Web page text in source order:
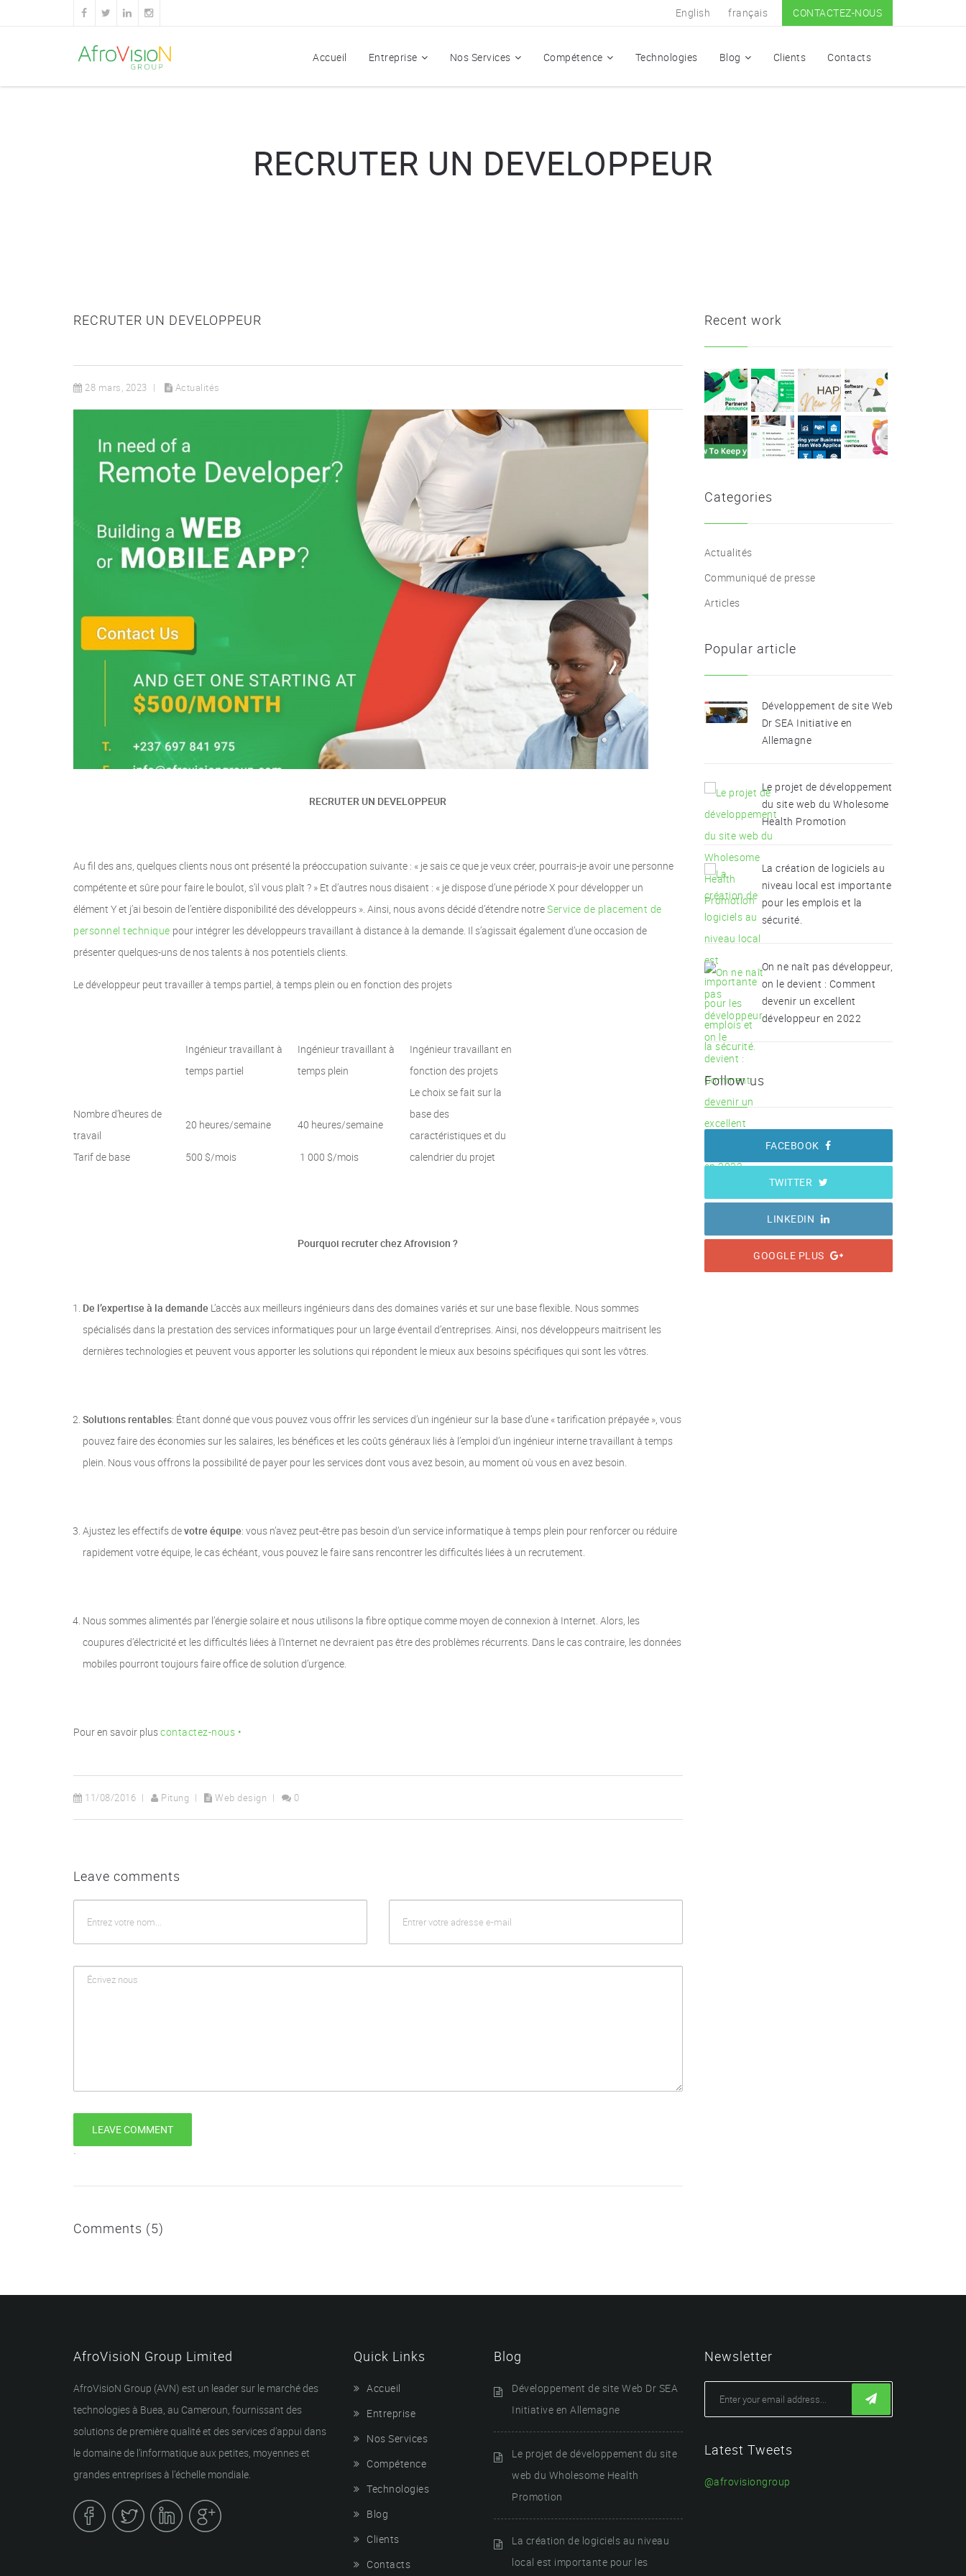
English français CONTACTEZ-NOUS
Accueil Entreprise Nos Services Compétence Technologies Blog Clients Contacts
RECRUTER UN DEVELOPPEUR
RECRUTER UN DEVELOPPEUR
28 mars, 2023 Actualités
RECRUTER UN DEVELOPPEUR
Au fil des ans, quelques clients nous ont présenté la préoccupation suivante : « je sais ce que je veux créer, pourrais-je avoir une personne
compétente et sûre pour faire le boulot, s’il vous plaît ? » Et d’autres nous disaient : « je dispose d’une période X pour développer un
élément Y et j’ai besoin de l’entière disponibilité des développeurs ». Ainsi, nous avons décidé d’étendre notreService de placement de
personnel technique pour intégrer les développeurs travaillant à distance à la demande. Il s’agissait également d’une occasion de
présenter quelques-uns de nos talents à nos potentiels clients.
Le développeur peut travailler à temps partiel, à temps plein ou en fonction des projets
Ingénieur travaillant à
temps partiel
Ingénieur travaillant à
temps plein
Ingénieur travaillant en
fonction des projets
Le choix se fait sur la
base des
caractéristiques et du
calendrier du projet
Nombre d’heures de
travail
20 heures/semaine 40 heures/semaine
Tarif de base 500 $/mois 1 000 $/mois
Pourquoi recruter chez Afrovision ?
De l’expertise à la demande L’accès aux meilleurs ingénieurs dans des domaines variés et sur une base flexible. Nous sommes
spécialisés dans la prestation des services informatiques pour un large éventail d’entreprises. Ainsi, nos développeurs maitrisent les
dernières technologies et peuvent vous apporter les solutions qui répondent le mieux aux besoins spécifiques qui sont les vôtres.
Solutions rentables: Étant donné que vous pouvez vous offrir les services d’un ingénieur sur la base d’une « tarification prépayée », vous
pouvez faire des économies sur les salaires, les bénéfices et les coûts généraux liés à l’emploi d’un ingénieur interne travaillant à temps
plein. Nous vous offrons la possibilité de payer pour les services dont vous avez besoin, au moment où vous en avez besoin.
Ajustez les effectifs devotre équipe: vous n’avez peut-être pas besoin d’un service informatique à temps plein pour renforcer ou réduire
rapidement votre équipe, le cas échéant, vous pouvez le faire sans rencontrer les difficultés liées à un recrutement.
Nous sommes alimentés par l’énergie solaire et nous utilisons la fibre optique comme moyen de connexion à Internet. Alors, les
coupures d’électricité et les difficultés liées à l’Internet ne devraient pas être des problèmes récurrents. Dans le cas contraire, les données
mobiles pourront toujours faire office de solution d’urgence.
Pour en savoir pluscontactez-nous •
11/08/2016 Pitung Web design 0
Leave comments
`
Comments (5)
Recent work
Categories
Actualités
Communiqué de presse
Articles
Popular article
Développement de site Web
Dr SEA Initiative en
Allemagne
Le projet de développement
du site web du Wholesome
Health Promotion
La création de logiciels au
niveau local est importante
pour les emplois et la
sécurité.
On ne naît pas développeur,
on le devient : Comment
devenir un excellent
développeur en 2022
Follow us
FACEBOOK
TWITTER
LINKEDIN
GOOGLE PLUS
AfroVisioN Group Limited
AfroVisioN Group (AVN) est un leader sur le marché des
technologies à Buea, au Cameroun, fournissant des
solutions de première qualité et des services d’appui dans
le domaine de l’informatique aux petites, moyennes et
grandes entreprises à l’échelle mondiale.
Quick Links
Accueil
Entreprise
Nos Services
Compétence
Technologies
Blog
Clients
Contacts
Blog
Développement de site Web Dr SEA
Initiative en Allemagne
Le projet de développement du site
web du Wholesome Health
Promotion
La création de logiciels au niveau
local est importante pour les
Newsletter
Latest Tweets
@afrovisiongroup